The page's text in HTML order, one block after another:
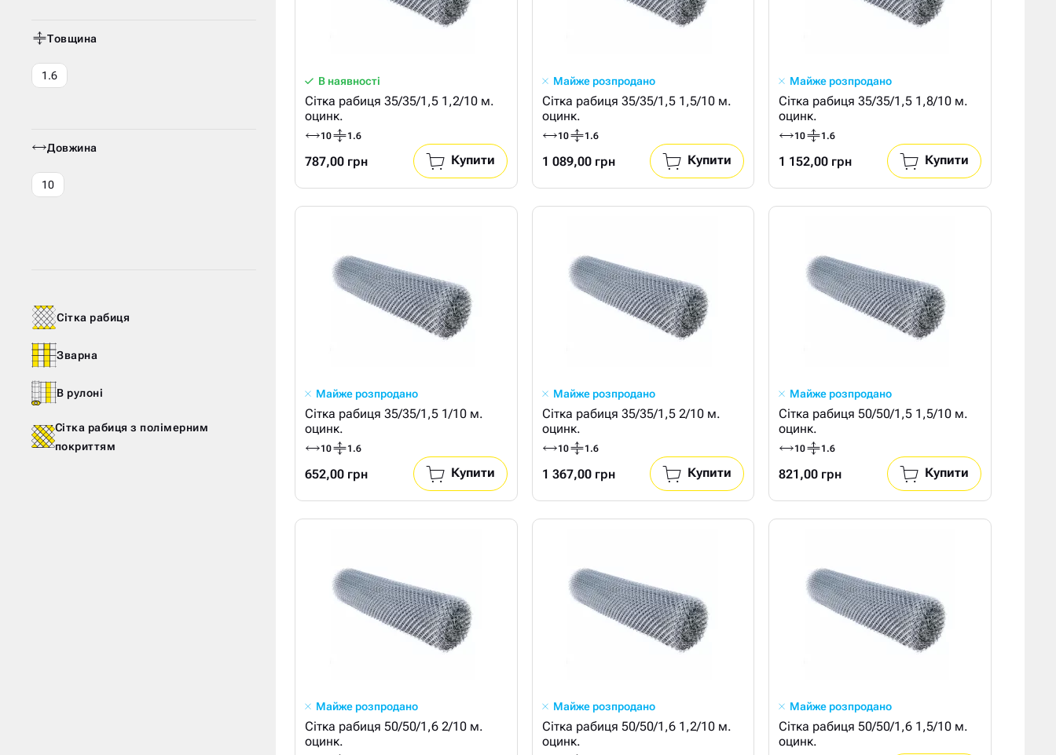
Товщина
1.6
Довжина
10
В наявності
Сітка рабиця 35/35/1,5 1,2/10 м.
оцинк.
10 1.6
787,00 грн Купити
Майже розпродано
Сітка рабиця 35/35/1,5 1,5/10 м.
оцинк.
10 1.6
1 089,00 грн Купити
Майже розпродано
Сітка рабиця 35/35/1,5 1,8/10 м.
оцинк.
10 1.6
1 152,00 грн Купити
Майже розпродано
Сітка рабиця 35/35/1,5 1/10 м.
оцинк.
10 1.6
652,00 грн Купити
Майже розпродано
Сітка рабиця 35/35/1,5 2/10 м.
оцинк.
10 1.6
1 367,00 грн Купити
Майже розпродано
Сітка рабиця 50/50/1,5 1,5/10 м.
оцинк.
10 1.6
821,00 грн Купити
Майже розпродано
Сітка рабиця 50/50/1,6 2/10 м.
оцинк.
Майже розпродано
Сітка рабиця 50/50/1,6 1,2/10 м.
оцинк.
Майже розпродано
Сітка рабиця 50/50/1,6 1,5/10 м.
оцинк.
Сітка рабиця
Зварна
В рулоні
Сітка рабиця з полімерним
покриттям